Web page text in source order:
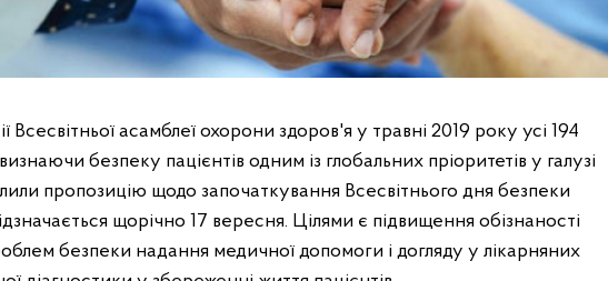
Всесвітньої асамблеї охорони здоров'я у травні 2019 року усі 194
безпеку пацієнтів одним із глобальних пріоритетів у галузі
пропозицію щодо започаткування Всесвітнього дня безпеки
щорічно 17 вересня. Цілями є підвищення обізнаності
безпеки надання медичної допомоги і догляду у лікарняних